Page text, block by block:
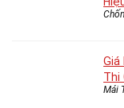
Giá
Thi
Mái